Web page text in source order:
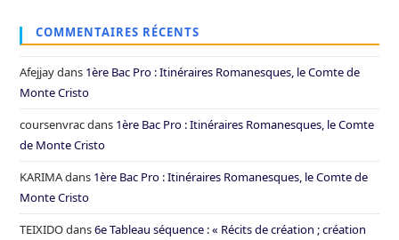
COMMENTAIRES RÉCENTS
Afejjaydans 1ère Bac Pro : Itinéraires Romanesques, le Comte de
Monte Cristo
coursenvracdans 1ère Bac Pro : Itinéraires Romanesques, le Comte
de Monte Cristo
KARIMAdans 1ère Bac Pro : Itinéraires Romanesques, le Comte de
Monte Cristo
TEIXIDOdans6e Tableau séquence : « Récits de création ; création